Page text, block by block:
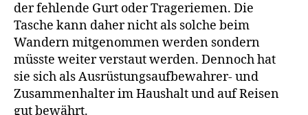
der fehlende Gurt oder Trageriemen. Die
Tasche kann daher nicht als solche beim
Wandern mitgenommen werden sondern
müsste weiter verstaut werden. Dennoch hat
sie sich als Ausrüstungsaufbewahrer- und
Zusammenhalter im Haushalt und auf Reisen
gut bewährt.